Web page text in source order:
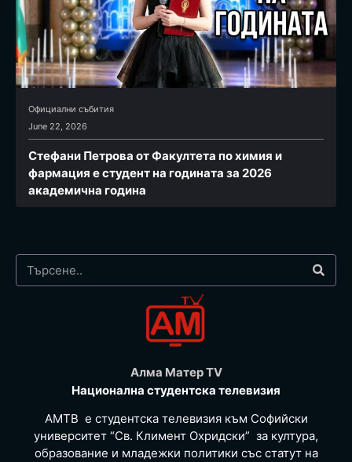
Официални събития
June 22, 2026
Стефани Петрова от Факултета по химия и
фармация e студент на годината за 2026
академична година
Алма Матер TV
Национална студентска телевизия
АМТВ е студентска телевизия към Софийски
университет “Св. Климент Охридски” за култура,
образование и младежки политики със статут на